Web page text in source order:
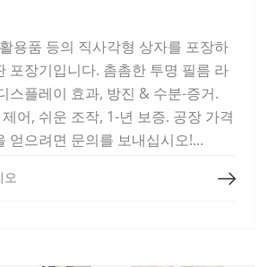
용품 등의 직사각형 상자를 포장하
포장기입니다. 촘촘한 투명 필름 라
스플레이 효과, 방진 & 수분-증거.
어, 쉬운 조작, 1-년 보증. 공장 가격
얻으려면 문의를 보내십시오!...
오 더 읽으십시오